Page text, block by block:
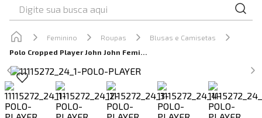
Feminino Roupas
Blusas e Camisetas
Polo Cropped Player John John Feminina